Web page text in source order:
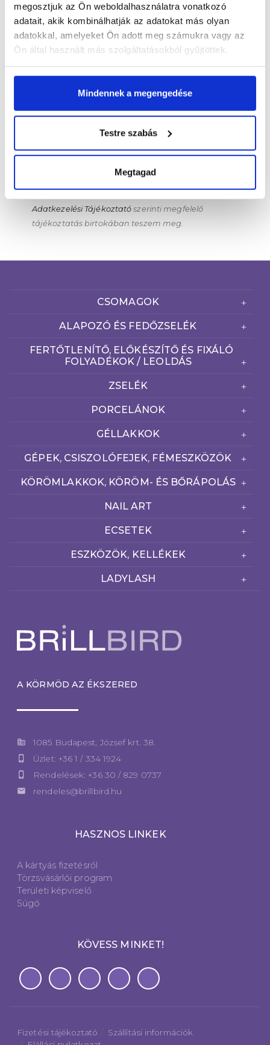
megosztjuk az Ön weboldalhasználatra vonatkozó
adatait, akik kombinálhatják az adatokat más olyan
adatokkal, amelyeket Ön adott meg számukra vagy az
Ön által használt más szolgáltatásokból gyűjtöttek.
Mindennek a megengedése
Testre szabás
Megtagad
Értesülj egy pillantás alatt a legújabb körmös
hírekről, kedvezményekről és újdonságokról!
Név*
Email cím*
FELIRATKOZOM
Adatkezelési Tájékoztató szerinti megfelelő
tájékoztatás birtokában teszem meg.
CSOMAGOK
ALAPOZÓ ÉS FEDŐZSELÉK
FERTŐTLENÍTŐ, ELŐKÉSZÍTŐ ÉS FIXÁLÓ
FOLYADÉKOK / LEOLDÁS
ZSELÉK
PORCELÁNOK
GÉLLAKKOK
GÉPEK, CSISZOLÓFEJEK, FÉMESZKÖZÖK
KÖRÖMLAKKOK, KÖRÖM- ÉS BŐRÁPOLÁS
NAIL ART
ECSETEK
ESZKÖZÖK, KELLÉKEK
LADYLASH
A KÖRMÖD AZ ÉKSZERED
corporate_fare 1085 Budapest, József krt. 38.
phone_iphone Üzlet: +36 1 / 334 1924
phone_iphone Rendelések: +36 30 / 829 0737
email rendeles@brillbird.hu
HASZNOS LINKEK
A kártyás fizetésről
Törzsvásárlói program
Területi képviselő
Súgó
KÖVESS MINKET!
Fizetési tájékoztató
Szállítási információk